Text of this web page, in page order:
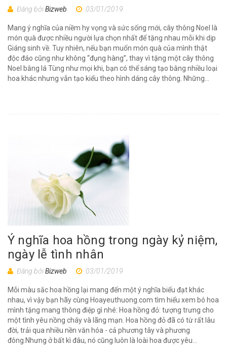
Đăng bởiBizweb 03/01/2019
Mang ý nghĩa của niềm hy vọng và sức sống mới, cây thông Noel là
món quà được nhiều người lựa chọn nhất để tặng nhau mỗi khi dịp
Giáng sinh về. Tuy nhiên, nếu bạn muốn món quà của mình thật
độc đáo cũng như không “đụng hàng”, thay vì tặng một cây thông
Noel bằng lá Tùng như mọi khi, bạn có thể sáng tạo bằng nhiều loại
hoa khác nhưng vẫn tạo kiểu theo hình dáng cây thông. Những...
Ý nghĩa hoa hồng trong ngày kỷ niệm,
ngày lễ tình nhân
Đăng bởiBizweb 03/01/2019
Mỗi màu sắc hoa hồng lại mang đến một ý nghĩa biểu đạt khác
nhau, vì vậy bạn hãy cùng Hoayeuthuong.com tìm hiểu xem bó hoa
mình tặng mang thông điệp gì nhé: Hoa hồng đỏ: tượng trưng cho
một tình yêu nồng cháy và lãng mạn. Hoa hồng đỏ đã có từ rất lâu
đời, trải qua nhiều nền văn hóa - cả phương tây và phương
đông.Nhưng ở bất kì đâu, nó cũng luôn là loài hoa được yêu...